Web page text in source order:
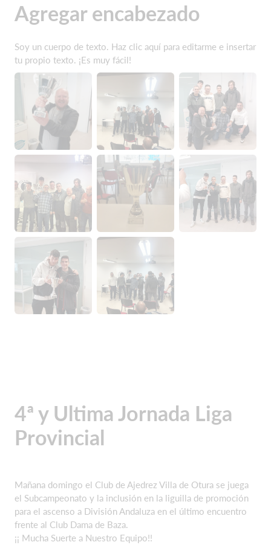
Agregar encabezado
Soy un cuerpo de texto. Haz clic aquí para editarme e insertar
tu propio texto. ¡Es muy fácil!
4ª y Ultima Jornada Liga
Provincial
Mañana domingo el Club de Ajedrez Villa de Otura se juega
el Subcampeonato y la inclusión en la liguilla de promoción
para el ascenso a División Andaluza en el último encuentro
frente al Club Dama de Baza.
¡¡ Mucha Suerte a Nuestro Equipo!!